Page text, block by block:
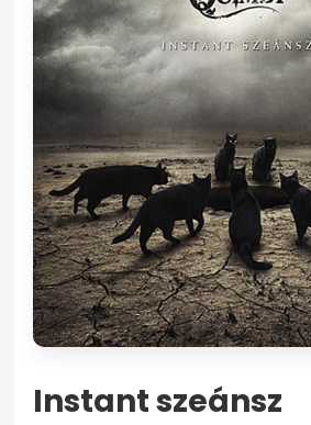
Instant szeánsz